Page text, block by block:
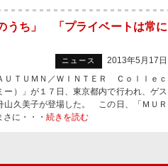
うち」 「プライベートは常に
ニュース
2013年5月17日
ＴＵＭＮ／ＷＩＮＴＥＲ Ｃｏｌｌｅｃ
）」が１７日、東京都内で行われ、ゲス
山久美子が登場した。 この日、「ＭＵＲ
に・・・ 続きを読む